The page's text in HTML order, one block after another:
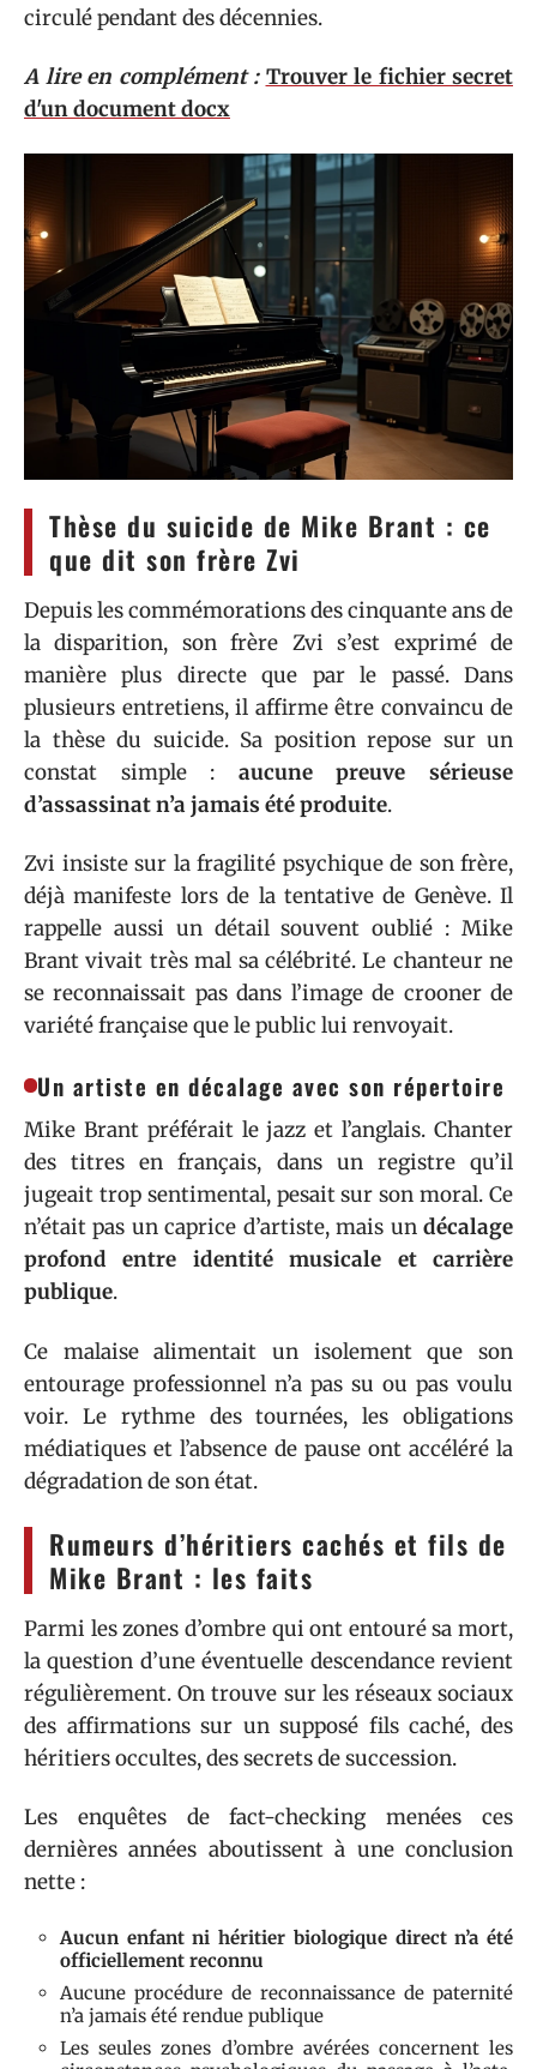
circulé pendant des décennies.
A lire en complément : Trouver le fichier secret
d'un document docx
Thèse du suicide de Mike Brant : ce
que dit son frère Zvi
Depuis les commémorations des cinquante ans de
la disparition, son frère Zvi s’est exprimé de
manière plus directe que par le passé. Dans
plusieurs entretiens, il affirme être convaincu de
la thèse du suicide. Sa position repose sur un
constat simple : aucune preuve sérieuse
d’assassinat n’a jamais été produite.
Zvi insiste sur la fragilité psychique de son frère,
déjà manifeste lors de la tentative de Genève. Il
rappelle aussi un détail souvent oublié : Mike
Brant vivait très mal sa célébrité. Le chanteur ne
se reconnaissait pas dans l’image de crooner de
variété française que le public lui renvoyait.
Un artiste en décalage avec son répertoire
Mike Brant préférait le jazz et l’anglais. Chanter
des titres en français, dans un registre qu’il
jugeait trop sentimental, pesait sur son moral. Ce
n’était pas un caprice d’artiste, mais un décalage
profond entre identité musicale et carrière
publique.
Ce malaise alimentait un isolement que son
entourage professionnel n’a pas su ou pas voulu
voir. Le rythme des tournées, les obligations
médiatiques et l’absence de pause ont accéléré la
dégradation de son état.
Rumeurs d’héritiers cachés et fils de
Mike Brant : les faits
Parmi les zones d’ombre qui ont entouré sa mort,
la question d’une éventuelle descendance revient
régulièrement. On trouve sur les réseaux sociaux
des affirmations sur un supposé fils caché, des
héritiers occultes, des secrets de succession.
Les enquêtes de fact-checking menées ces
dernières années aboutissent à une conclusion
nette :
Aucun enfant ni héritier biologique direct n’a été
officiellement reconnu
Aucune procédure de reconnaissance de paternité
n’a jamais été rendue publique
Les seules zones d’ombre avérées concernent les